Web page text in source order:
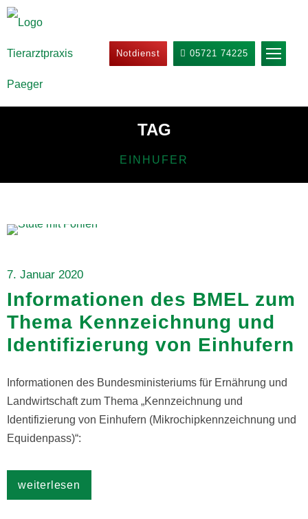
Notdienst 05721 74225
TAG
EINHUFER
7. Januar 2020
Informationen des BMEL zum
Thema Kennzeichnung und
Identifizierung von Einhufern
Informationen des Bundesministeriums für Ernährung und
Landwirtschaft zum Thema „Kennzeichnung und
Identifizierung von Einhufern (Mikrochipkennzeichnung und
Equidenpass)“:
weiterlesen